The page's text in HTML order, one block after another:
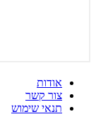
אודות
צור קשר
תנאי שימוש